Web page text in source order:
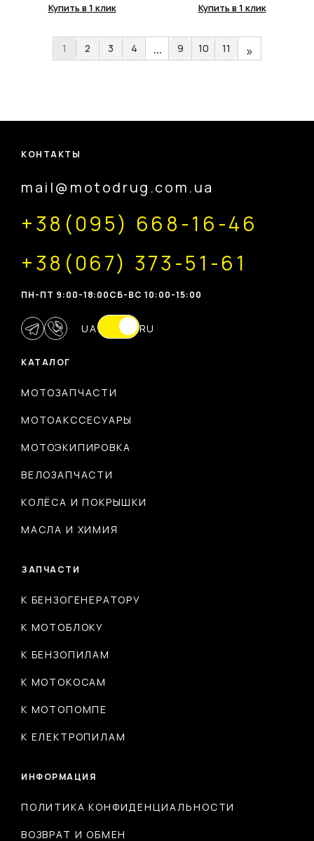
Купить в 1 клик Купить в 1 клик
1 2 3 4 … 9 10 11 »
КАТАЛОГ
МОТОЗАПЧАСТИ
МОТОАКССЕСУАРЫ
МОТОЭКИПИРОВКА
ВЕЛОЗАПЧАСТИ
КОЛЁСА И ПОКРЫШКИ
МАСЛА И ХИМИЯ
ЗАПЧАСТИ
К БЕНЗОГЕНЕРАТОРУ
К МОТОБЛОКУ
К БЕНЗОПИЛАМ
К МОТОКОСАМ
К МОТОПОМПЕ
К ЕЛЕКТРОПИЛАМ
ИНФОРМАЦИЯ
ПОЛИТИКА КОНФИДЕНЦИАЛЬНОСТИ
ВОЗВРАТ И ОБМЕН
КОНТАКТЫ
mail@motodrug.com.ua
+38(095) 668-16-46
+38(067) 373-51-61
ПН-ПТ 9:00-18:00CБ-ВС 10:00-15:00
UA RU